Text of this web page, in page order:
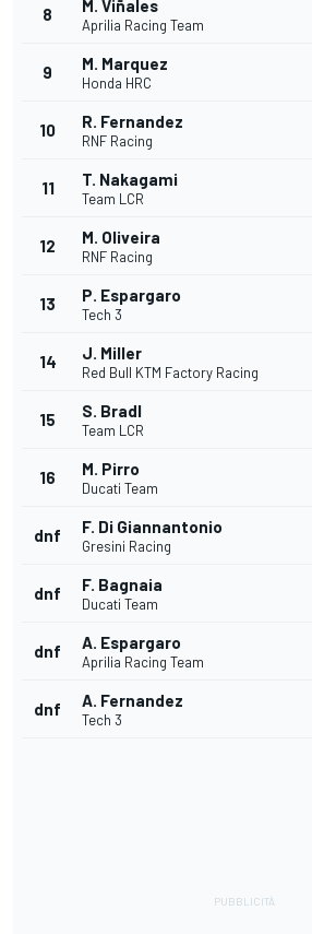
8 M. Viñales
Aprilia Racing Team
9 M. Marquez
Honda HRC
10 R. Fernandez
RNF Racing
11 T. Nakagami
Team LCR
12 M. Oliveira
RNF Racing
13 P. Espargaro
Tech 3
14 J. Miller
Red Bull KTM Factory Racing
15 S. Bradl
Team LCR
16 M. Pirro
Ducati Team
dnf F. Di Giannantonio
Gresini Racing
dnf F. Bagnaia
Ducati Team
dnf A. Espargaro
Aprilia Racing Team
dnf A. Fernandez
Tech 3